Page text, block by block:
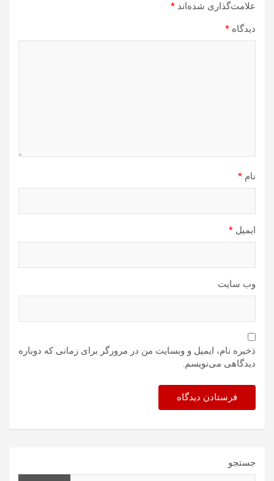
علامت‌گذاری شده‌اند *
دیدگاه *
نام *
ایمیل *
وب‌ سایت
ذخیره نام، ایمیل و وبسایت من در مرورگر برای زمانی که دوباره
دیدگاهی می‌نویسم.
جستجو